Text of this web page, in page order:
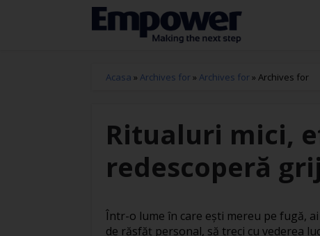
Acasa » Archives for» Archives for» Archives for
Ritualuri mici,
redescoperă
Într-o lume în care ești mereu pe fugă,
de răsfăț personal, să treci cu vederea